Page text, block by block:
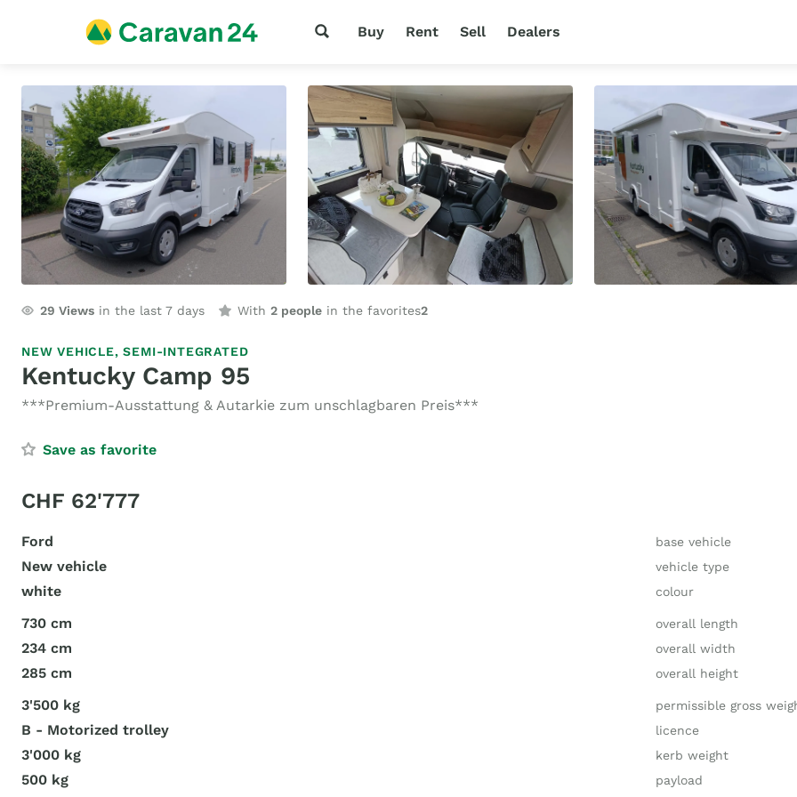
Buy Rent Sell Dealers
29 Views in the last 7 days With 2 people in the favorites2
NEW VEHICLE,SEMI-INTEGRATED
Kentucky Camp 95
***Premium-Ausstattung & Autarkie zum unschlagbaren Preis***
Save as favorite
CHF 62'777
Ford base vehicle
New vehicle vehicle type
white colour
730 cm overall length
234 cm overall width
285 cm overall height
3'500 kg permissible gross
B - Motorized trolley licence
3'000 kg kerb weight
500 kg payload